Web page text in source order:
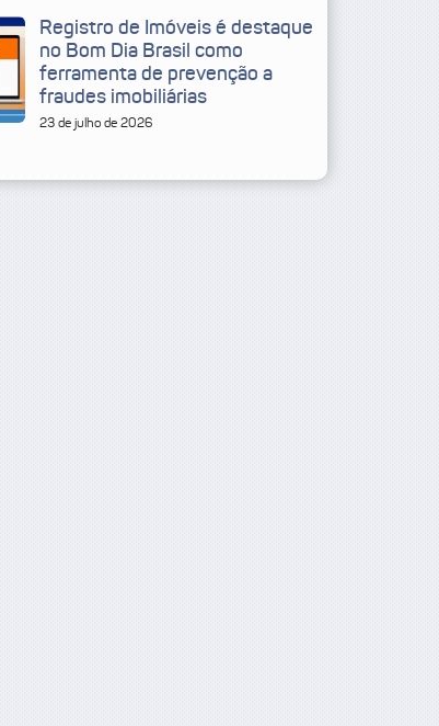
Registro de Imóveis é destaque
no Bom Dia Brasil como
ferramenta de prevenção a
fraudes imobiliárias
23 de julho de 2026